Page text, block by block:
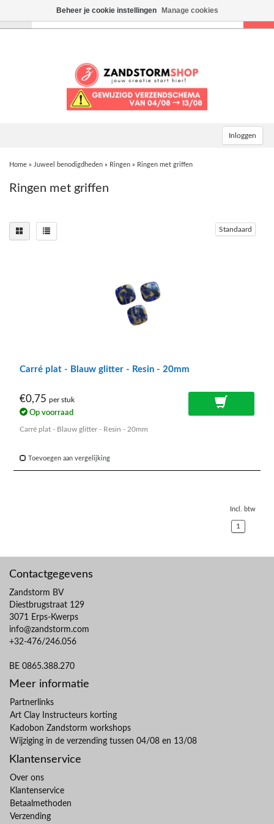
Inloggen
Home » Juweel benodigdheden » Ringen » Ringen met griffen
Ringen met griffen
Standaard
Carré plat - Blauw glitter - Resin - 20mm
€0,75 per stuk
Op voorraad
Carré plat - Blauw glitter - Resin - 20mm
Toevoegen aan vergelijking
Incl. btw
1
Contactgegevens
Zandstorm BV
Diestbrugstraat 129
3071 Erps-Kwerps
info@zandstorm.com
+32-476/246.056
BE 0865.388.270
Meer informatie
Partnerlinks
Art Clay Instructeurs korting
Kadobon Zandstorm workshops
Wijziging in de verzending tussen 04/08 en 13/08
Klantenservice
Over ons
Klantenservice
Betaalmethoden
Verzending
Beheer je cookie instellingen Manage cookies